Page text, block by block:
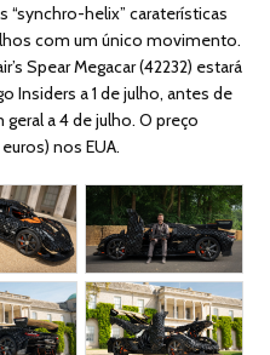
“synchro-helix” caraterísticas
com um único movimento.
Spear Megacar (42232) estará
Insiders a 1 de julho, antes de
a 4 de julho. O preço
nos EUA.